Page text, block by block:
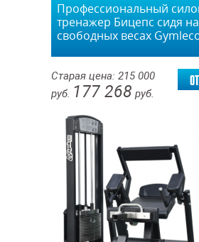
Профессиональный
тренажер Бицепс сидя на
свободных весах
Старая цена: 215 000
руб. 177 268 руб.